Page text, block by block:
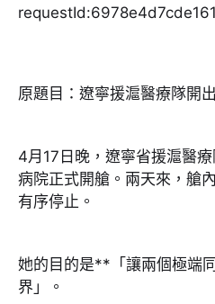
原題目：遼寧援滬醫療隊開
4月17日晚，遼寧省援滬醫
病院正式開艙。兩天來，艙
有序停止。
她的目的是**「讓兩個極端
界」。